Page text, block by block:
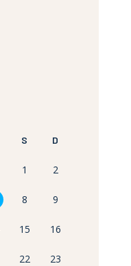
S D
1 2
8 9
15 16
22 23